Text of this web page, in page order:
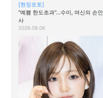
[현장포토]
"예쁨 한도초과"…수이, 여신의 손인
사
2026.08.06